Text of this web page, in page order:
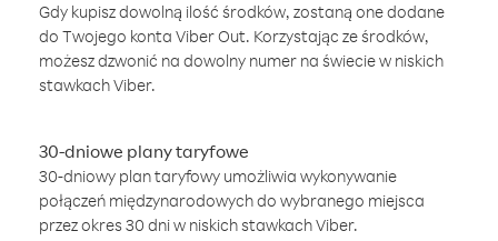
Gdy kupisz dowolną ilość środków, zostaną one dodane
do Twojego konta Viber Out. Korzystając ze środków,
możesz dzwonić na dowolny numer na świecie w niskich
stawkach Viber.
30-dniowe plany taryfowe
30-dniowy plan taryfowy umożliwia wykonywanie
połączeń międzynarodowych do wybranego miejsca
przez okres 30 dni w niskich stawkach Viber.